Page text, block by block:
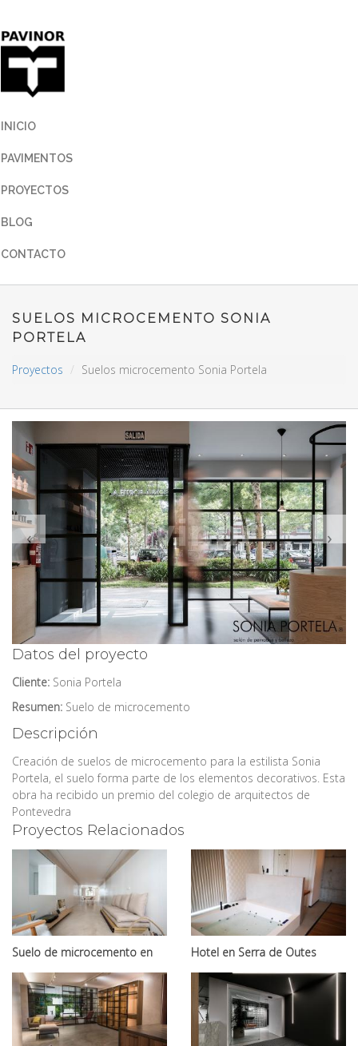
INICIO
PAVIMENTOS
PROYECTOS
BLOG
CONTACTO
SUELOS MICROCEMENTO SONIA
PORTELA
Proyectos Suelos microcemento Sonia Portela
‹ ›
Datos del proyecto
Cliente: Sonia Portela
Resumen: Suelo de microcemento
Descripción
Creación de suelos de microcemento para la estilista Sonia
Portela, el suelo forma parte de los elementos decorativos. Esta
obra ha recibido un premio del colegio de arquitectos de
Pontevedra
Proyectos Relacionados
Suelo de microcemento en
Casa de Santiago de
Compostela
Hotel en Serra de Outes